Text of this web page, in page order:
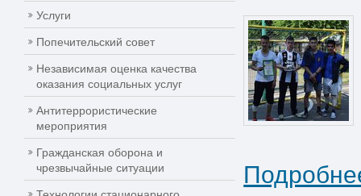
Услуги
Попечительский совет
Независимая оценка качества
оказания социальных услуг
Антитеррористические
мероприятия
Гражданская оборона и
чрезвычайные ситуации